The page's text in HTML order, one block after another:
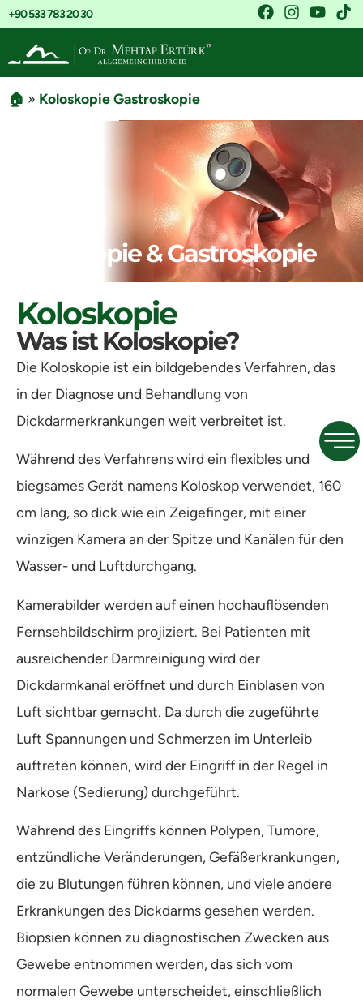
+90 533 783 20 30
🏠 » Koloskopie Gastroskopie
Koloskopie & Gastroskopie
Koloskopie
Was ist Koloskopie?
Die Koloskopie ist ein bildgebendes Verfahren, das
in der Diagnose und Behandlung von
Dickdarmerkrankungen weit verbreitet ist.
Während des Verfahrens wird ein flexibles und
biegsames Gerät namens Koloskop verwendet, 160
cm lang, so dick wie ein Zeigefinger, mit einer
winzigen Kamera an der Spitze und Kanälen für den
Wasser- und Luftdurchgang.
Kamerabilder werden auf einen hochauflösenden
Fernsehbildschirm projiziert. Bei Patienten mit
ausreichender Darmreinigung wird der
Dickdarmkanal eröffnet und durch Einblasen von
Luft sichtbar gemacht. Da durch die zugeführte
Luft Spannungen und Schmerzen im Unterleib
auftreten können, wird der Eingriff in der Regel in
Narkose (Sedierung) durchgeführt.
Während des Eingriffs können Polypen, Tumore,
entzündliche Veränderungen, Gefäßerkrankungen,
die zu Blutungen führen können, und viele andere
Erkrankungen des Dickdarms gesehen werden.
Biopsien können zu diagnostischen Zwecken aus
Gewebe entnommen werden, das sich vom
normalen Gewebe unterscheidet, einschließlich